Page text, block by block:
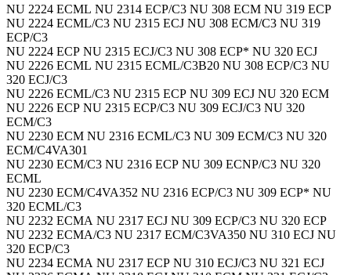
NU 2224 ECML NU 2314 ECP/C3 NU 308 ECM NU 319 ECP
NU 2224 ECML/C3 NU 2315 ECJ NU 308 ECM/C3 NU 319
ECP/C3
NU 2224 ECP NU 2315 ECJ/C3 NU 308 ECP* NU 320 ECJ
NU 2226 ECML NU 2315 ECML/C3B20 NU 308 ECP/C3 NU
320 ECJ/C3
NU 2226 ECML/C3 NU 2315 ECP NU 309 ECJ NU 320 ECM
NU 2226 ECP NU 2315 ECP/C3 NU 309 ECJ/C3 NU 320
ECM/C3
NU 2230 ECM NU 2316 ECML/C3 NU 309 ECM/C3 NU 320
ECM/C4VA301
NU 2230 ECM/C3 NU 2316 ECP NU 309 ECNP/C3 NU 320
ECML
NU 2230 ECM/C4VA352 NU 2316 ECP/C3 NU 309 ECP* NU
320 ECML/C3
NU 2232 ECMA NU 2317 ECJ NU 309 ECP/C3 NU 320 ECP
NU 2232 ECMA/C3 NU 2317 ECM/C3VA350 NU 310 ECJ NU
320 ECP/C3
NU 2234 ECMA NU 2317 ECP NU 310 ECJ/C3 NU 321 ECJ